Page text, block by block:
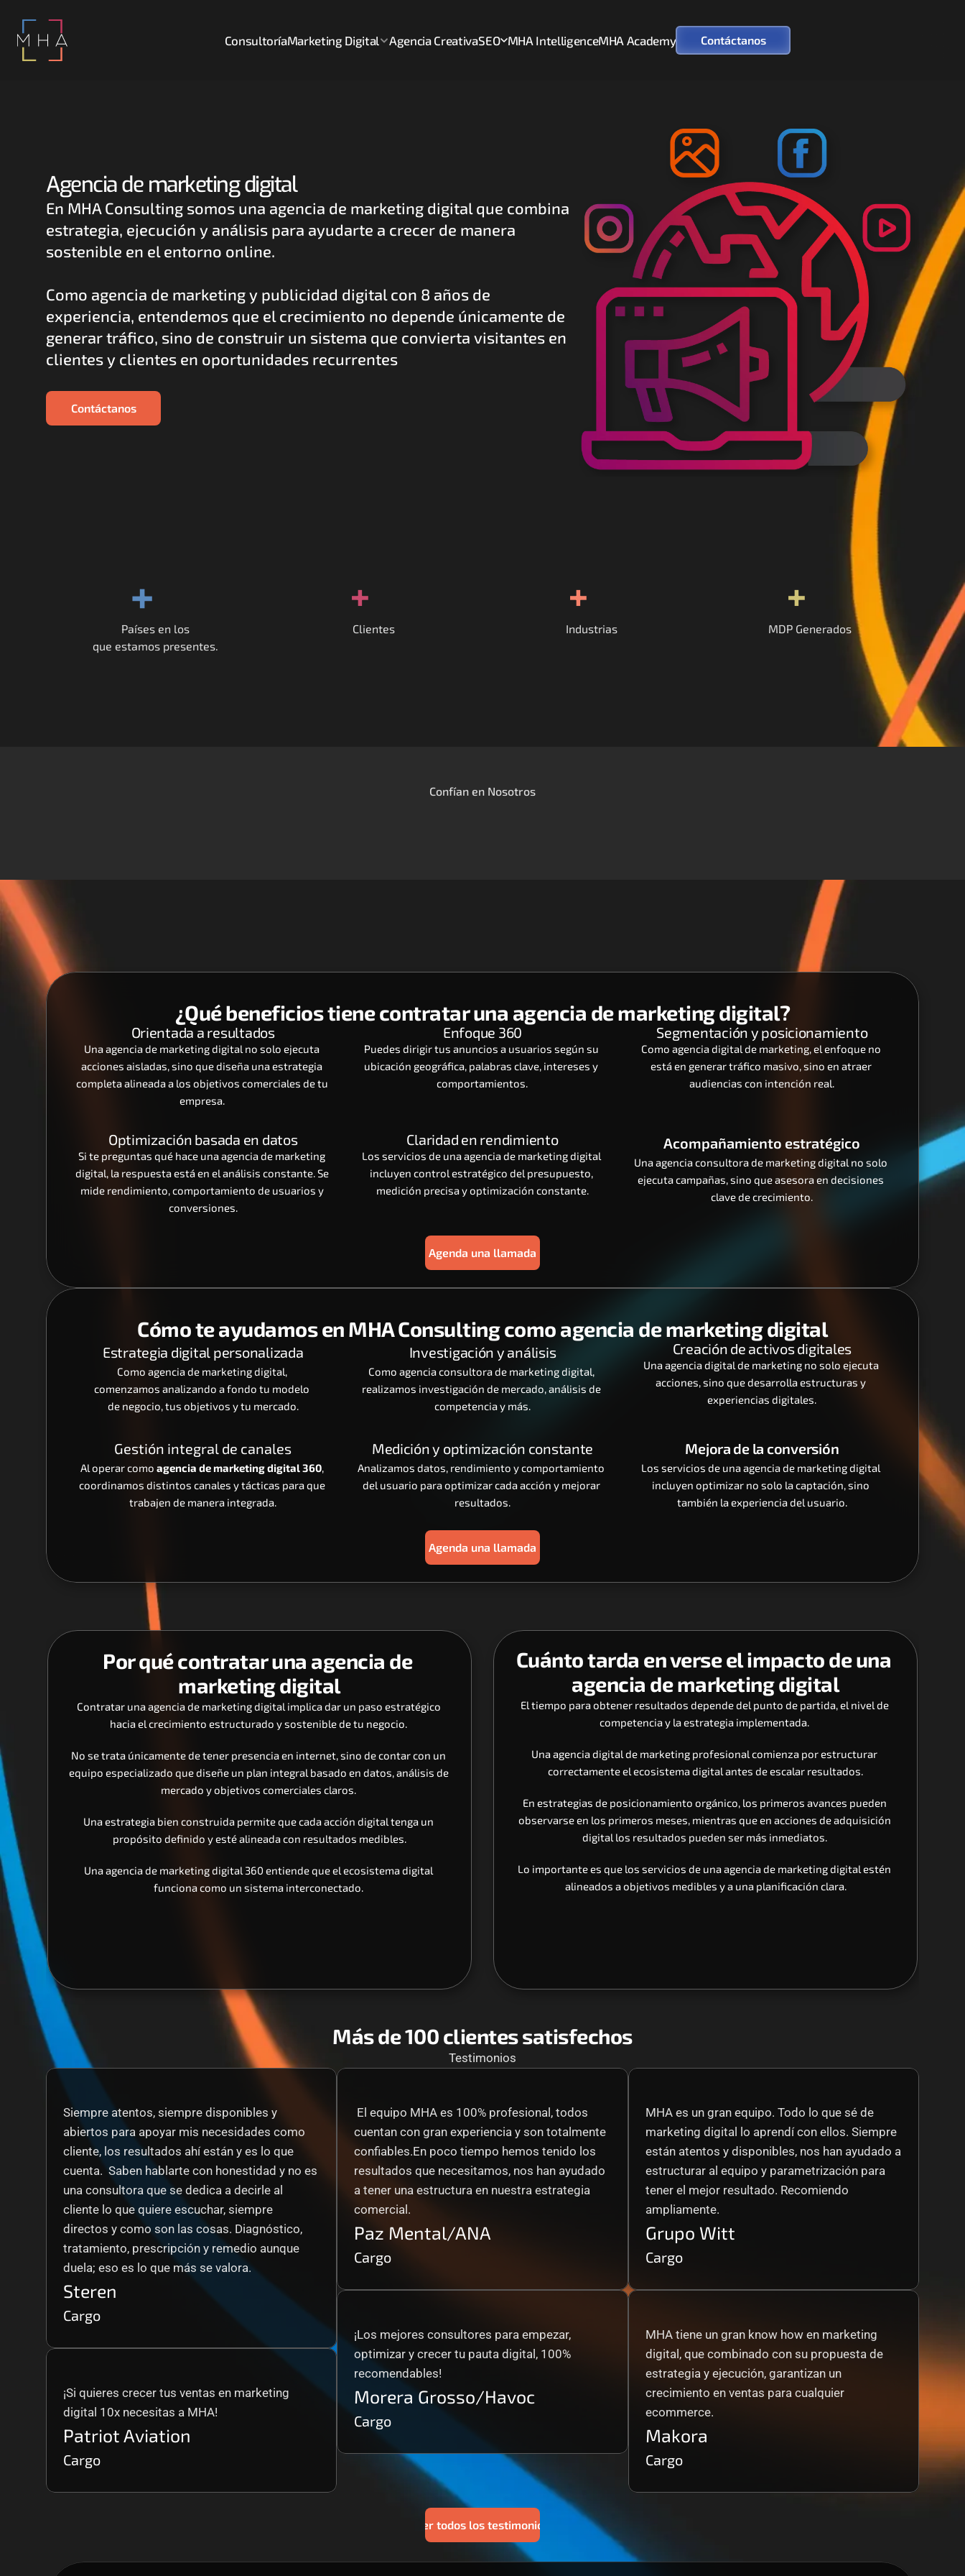
ConsultoríaMarketing Digital Agencia CreativaSEO MHA IntelligenceMHA Academy Contáctanos
Agencia de marketing digital
En MHA Consulting somos una agencia de marketing digital que combina
estrategia, ejecución y análisis para ayudarte a crecer de manera
sostenible en el entorno online.
Como agencia de marketing y publicidad digital con 8 años de
experiencia, entendemos que el crecimiento no depende únicamente de
generar tráfico, sino de construir un sistema que convierta visitantes en
clientes y clientes en oportunidades recurrentes
Contáctanos
+
Países en los
que estamos presentes.
+
Clientes
+
Industrias
+
MDP Generados
Confían en Nosotros
¿Qué beneficios tiene contratar una agencia de marketing digital?
Orientada a resultados
Una agencia de marketing digital no solo ejecuta
acciones aisladas, sino que diseña una estrategia
completa alineada a los objetivos comerciales de tu
empresa.
Enfoque 360
Puedes dirigir tus anuncios a usuarios según su
ubicación geográfica, palabras clave, intereses y
comportamientos.
Segmentación y posicionamiento
Como agencia digital de marketing, el enfoque no
está en generar tráfico masivo, sino en atraer
audiencias con intención real.
Optimización basada en datos
Si te preguntas qué hace una agencia de marketing
digital, la respuesta está en el análisis constante. Se
mide rendimiento, comportamiento de usuarios y
conversiones.
Claridad en rendimiento
Los servicios de una agencia de marketing digital
incluyen control estratégico del presupuesto,
medición precisa y optimización constante.
Acompañamiento estratégico
Una agencia consultora de marketing digital no solo
ejecuta campañas, sino que asesora en decisiones
clave de crecimiento.
Agenda una llamada
Cómo te ayudamos en MHA Consulting como agencia de marketing digital
Estrategia digital personalizada
Como agencia de marketing digital,
comenzamos analizando a fondo tu modelo
de negocio, tus objetivos y tu mercado.
Investigación y análisis
Como agencia consultora de marketing digital,
realizamos investigación de mercado, análisis de
competencia y más.
Creación de activos digitales
Una agencia digital de marketing no solo ejecuta
acciones, sino que desarrolla estructuras y
experiencias digitales.
Gestión integral de canales
Al operar como agencia de marketing digital 360,
coordinamos distintos canales y tácticas para que
trabajen de manera integrada.
Medición y optimización constante
Analizamos datos, rendimiento y comportamiento
del usuario para optimizar cada acción y mejorar
resultados.
Mejora de la conversión
Los servicios de una agencia de marketing digital
incluyen optimizar no solo la captación, sino
también la experiencia del usuario.
Agenda una llamada
Por qué contratar una agencia de
marketing digital
Contratar una agencia de marketing digital implica dar un paso estratégico
hacia el crecimiento estructurado y sostenible de tu negocio.
No se trata únicamente de tener presencia en internet, sino de contar con un
equipo especializado que diseñe un plan integral basado en datos, análisis de
mercado y objetivos comerciales claros.
Una estrategia bien construida permite que cada acción digital tenga un
propósito definido y esté alineada con resultados medibles.
Una agencia de marketing digital 360 entiende que el ecosistema digital
funciona como un sistema interconectado.
Cuánto tarda en verse el impacto de una
agencia de marketing digital
El tiempo para obtener resultados depende del punto de partida, el nivel de
competencia y la estrategia implementada.
Una agencia digital de marketing profesional comienza por estructurar
correctamente el ecosistema digital antes de escalar resultados.
En estrategias de posicionamiento orgánico, los primeros avances pueden
observarse en los primeros meses, mientras que en acciones de adquisición
digital los resultados pueden ser más inmediatos.
Lo importante es que los servicios de una agencia de marketing digital estén
alineados a objetivos medibles y a una planificación clara.
Más de 100 clientes satisfechos
Testimonios
Ver todos los testimonios
Siempre atentos, siempre disponibles y
abiertos para apoyar mis necesidades como
cliente, los resultados ahí están y es lo que
cuenta.  Saben hablarte con honestidad y no es
una consultora que se dedica a decirle al
cliente lo que quiere escuchar, siempre
directos y como son las cosas. Diagnóstico,
tratamiento, prescripción y remedio aunque
duela; eso es lo que más se valora.
Steren
Cargo
¡Si quieres crecer tus ventas en marketing
digital 10x necesitas a MHA!
Patriot Aviation
Cargo
cuentan con gran experiencia y son totalmente
confiables.En poco tiempo hemos tenido los
resultados que necesitamos, nos han ayudado
a tener una estructura en nuestra estrategia
comercial.
Paz Mental/ANA
Cargo
¡Los mejores consultores para empezar,
optimizar y crecer tu pauta digital, 100%
recomendables!
Morera Grosso/Havoc
Cargo
MHA es un gran equipo. Todo lo que sé de
marketing digital lo aprendí con ellos. Siempre
están atentos y disponibles, nos han ayudado a
estructurar al equipo y parametrización para
tener el mejor resultado. Recomiendo
ampliamente.
Grupo Witt
Cargo
MHA tiene un gran know how en marketing
digital, que combinado con su propuesta de
estrategia y ejecución, garantizan un
crecimiento en ventas para cualquier
ecommerce.
Makora
Cargo